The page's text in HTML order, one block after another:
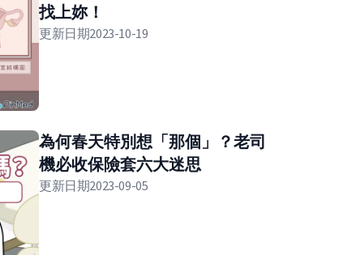
找上妳！
更新日期2023-10-19
為何春天特別想「那個」？老司
機必收保險套六大迷思
更新日期2023-09-05